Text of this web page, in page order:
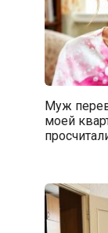
Муж
моей